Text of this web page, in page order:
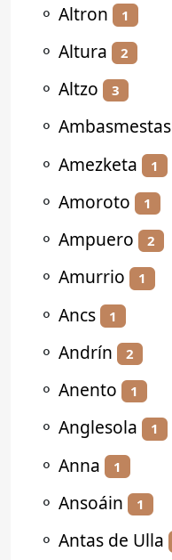
⚬ Altron 1
⚬ Altura 2
⚬ Altzo 3
⚬ Ambasmestas
⚬ Amezketa 1
⚬ Amoroto 1
⚬ Ampuero 2
⚬ Amurrio 1
⚬ Ancs 1
⚬ Andrín 2
⚬ Anento 1
⚬ Anglesola 1
⚬ Anna 1
⚬ Ansoáin 1
⚬ Antas de Ulla